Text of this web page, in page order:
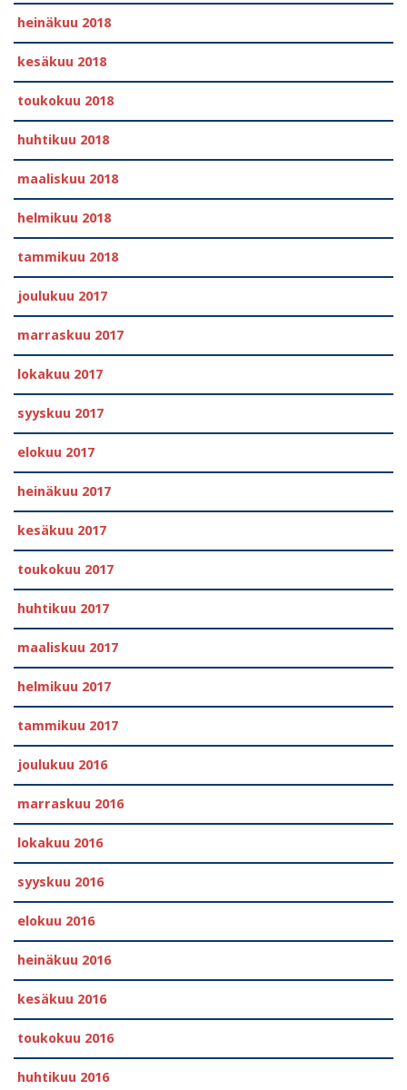
heinäkuu 2018
kesäkuu 2018
toukokuu 2018
huhtikuu 2018
maaliskuu 2018
helmikuu 2018
tammikuu 2018
joulukuu 2017
marraskuu 2017
lokakuu 2017
syyskuu 2017
elokuu 2017
heinäkuu 2017
kesäkuu 2017
toukokuu 2017
huhtikuu 2017
maaliskuu 2017
helmikuu 2017
tammikuu 2017
joulukuu 2016
marraskuu 2016
lokakuu 2016
syyskuu 2016
elokuu 2016
heinäkuu 2016
kesäkuu 2016
toukokuu 2016
huhtikuu 2016